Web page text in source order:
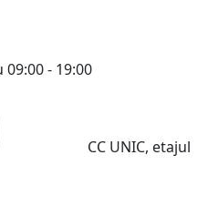
09:00 - 19:00
CC UNIC, etajul